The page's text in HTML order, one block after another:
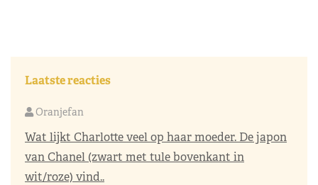
Laatste reacties
Oranjefan
Wat lijkt Charlotte veel op haar moeder. De japon
van Chanel (zwart met tule bovenkant in
wit/roze) vind..